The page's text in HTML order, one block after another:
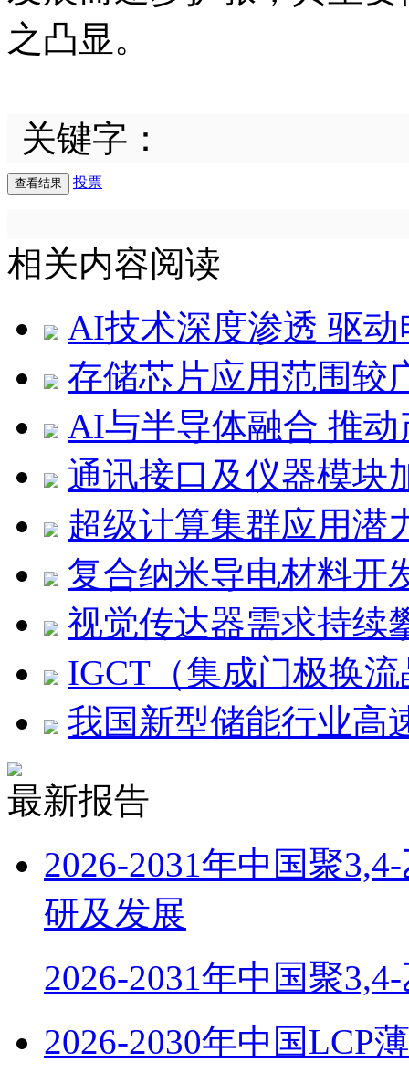
之凸显。
关键字：
投票
相关内容阅读
AI技术深度渗透 驱
存储芯片应用范围较
AI与半导体融合 推动
通讯接口及仪器模块
超级计算集群应用潜
复合纳米导电材料开
视觉传达器需求持续
IGCT（集成门极换
我国新型储能行业高
最新报告
2026-2031年中国聚
研及发展
2026-2031年中国聚
2026-2030年中国LCP